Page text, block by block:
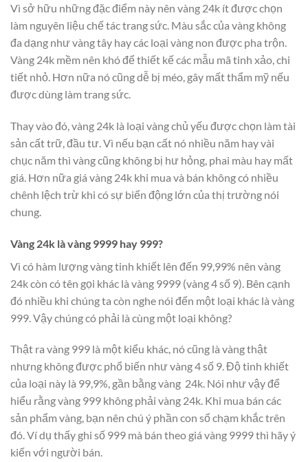
Vì sở hữu những đặc điểm này nên vàng 24k ít được chọn
làm nguyên liệu chế tác trang sức. Màu sắc của vàng không
đa dạng như vàng tây hay các loại vàng non được pha trộn.
Vàng 24k mềm nên khó để thiết kế các mẫu mã tinh xảo, chi
tiết nhỏ. Hơn nữa nó cũng dễ bị méo, gây mất thẩm mỹ nếu
được dùng làm trang sức.
Thay vào đó, vàng 24k là loại vàng chủ yếu được chọn làm tài
sản cất trữ, đầu tư. Vì nếu bạn cất nó nhiều năm hay vài
chục năm thì vàng cũng không bị hư hỏng, phai màu hay mất
giá. Hơn nữa giá vàng 24k khi mua và bán không có nhiều
chênh lệch trừ khi có sự biến động lớn của thị trường nói
chung.
Vàng 24k là vàng 9999 hay 999?
Vì có hàm lượng vàng tinh khiết lên đến 99,99% nên vàng
24k còn có tên gọi khác là vàng 9999 (vàng 4 số 9). Bên cạnh
đó nhiều khi chúng ta còn nghe nói đến một loại khác là vàng
999. Vậy chúng có phải là cùng một loại không?
Thật ra vàng 999 là một kiểu khác, nó cũng là vàng thật
nhưng không được phổ biến như vàng 4 số 9. Độ tinh khiết
của loại này là 99,9%, gần bằng vàng 24k. Nói như vậy để
hiểu rằng vàng 999 không phải vàng 24k. Khi mua bán các
sản phẩm vàng, bạn nên chú ý phần con số chạm khắc trên
đó. Ví dụ thấy ghi số 999 mà bán theo giá vàng 9999 thì hãy ý
kiến với người bán.